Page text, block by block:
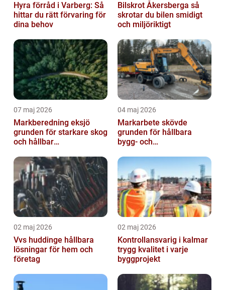
Hyra förråd i Varberg: Så
hittar du rätt förvaring för
dina behov
Bilskrot Åkersberga så
skrotar du bilen smidigt
och miljöriktigt
07 maj 2026
Markberedning eksjö
grunden för starkare skog
och hållbar
04 maj 2026
Markarbete skövde
grunden för hållbara
bygg- och
02 maj 2026
Vvs huddinge hållbara
lösningar för hem och
företag
02 maj 2026
Kontrollansvarig i kalmar
trygg kvalitet i varje
byggprojekt